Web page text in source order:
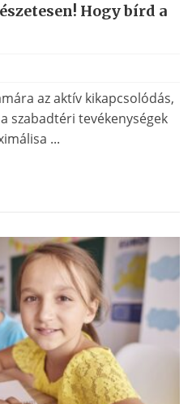
Hogy bírd a
az aktív kikapcsolódás,
szabadtéri tevékenységek
...